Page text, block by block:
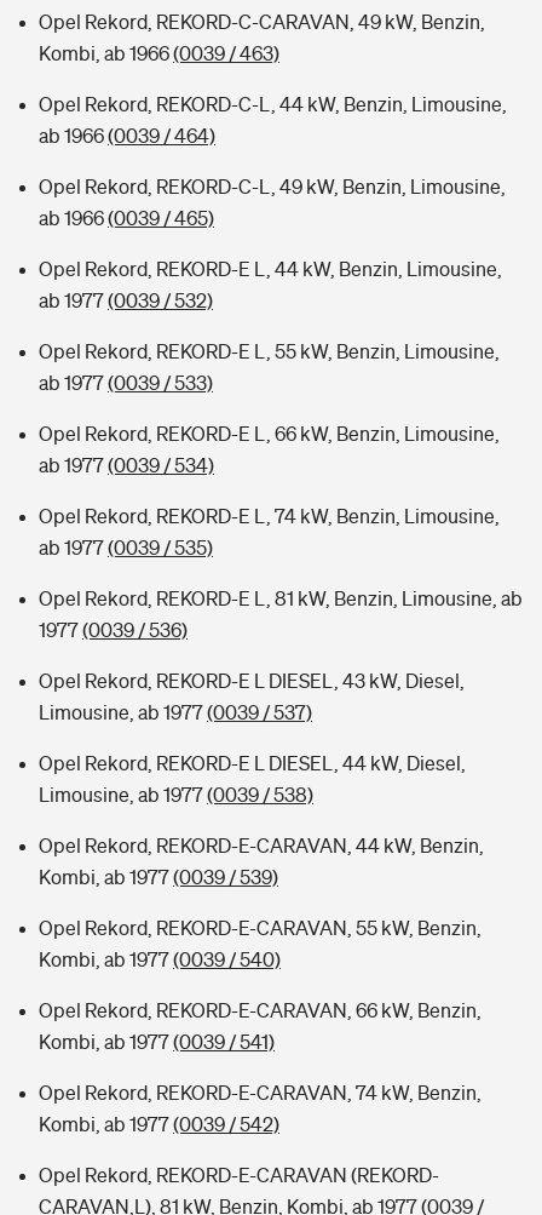
Opel Rekord, REKORD-C-CARAVAN, 49 kW, Benzin,
Kombi, ab 1966(0039 / 463)
Opel Rekord, REKORD-C-L, 44 kW, Benzin, Limousine,
ab 1966(0039 / 464)
Opel Rekord, REKORD-C-L, 49 kW, Benzin, Limousine,
ab 1966(0039 / 465)
Opel Rekord, REKORD-E L, 44 kW, Benzin, Limousine,
ab 1977(0039 / 532)
Opel Rekord, REKORD-E L, 55 kW, Benzin, Limousine,
ab 1977(0039 / 533)
Opel Rekord, REKORD-E L, 66 kW, Benzin, Limousine,
ab 1977(0039 / 534)
Opel Rekord, REKORD-E L, 74 kW, Benzin, Limousine,
ab 1977(0039 / 535)
Opel Rekord, REKORD-E L, 81 kW, Benzin, Limousine, ab
1977(0039 / 536)
Opel Rekord, REKORD-E L DIESEL, 43 kW, Diesel,
Limousine, ab 1977(0039 / 537)
Opel Rekord, REKORD-E L DIESEL, 44 kW, Diesel,
Limousine, ab 1977(0039 / 538)
Opel Rekord, REKORD-E-CARAVAN, 44 kW, Benzin,
Kombi, ab 1977(0039 / 539)
Opel Rekord, REKORD-E-CARAVAN, 55 kW, Benzin,
Kombi, ab 1977(0039 / 540)
Opel Rekord, REKORD-E-CARAVAN, 66 kW, Benzin,
Kombi, ab 1977(0039 / 541)
Opel Rekord, REKORD-E-CARAVAN, 74 kW, Benzin,
Kombi, ab 1977(0039 / 542)
Opel Rekord, REKORD-E-CARAVAN (REKORD-
CARAVAN,L), 81 kW, Benzin, Kombi, ab 1977(0039 /